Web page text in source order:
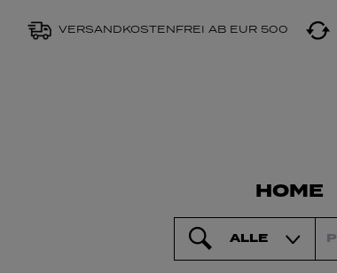
VERSANDKOSTENFREI AB EUR 500
HOME
ALLE